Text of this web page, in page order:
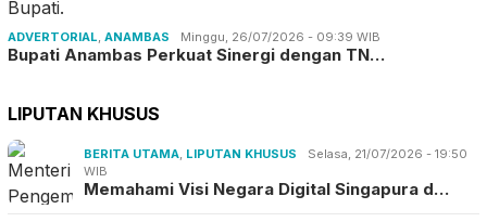
ADVERTORIAL, ANAMBAS Minggu, 26/07/2026 - 09:39 WIB
Bupati Anambas Perkuat Sinergi dengan TN…
LIPUTAN KHUSUS
BERITA UTAMA, LIPUTAN KHUSUS
Selasa, 21/07/2026 - 19:50
WIB
Memahami Visi Negara Digital Singapura d…